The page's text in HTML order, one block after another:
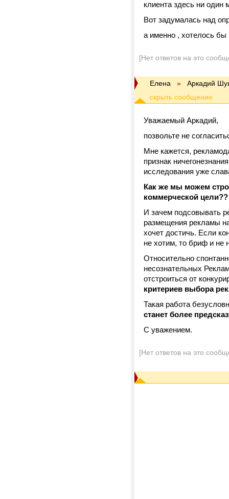
клиента здесь ни один
Вот задумалась над
а именно , хотелось бы
[Нет ответов на это
Елена » Аркадий
Уважаемый Аркадий,
позвольте не
Мне кажется,
признак
исследования уже
Как же мы можем
коммерческой цели??
И зачем подсовывать
размещения рекламы
хочет достичь. Если
не хотим, то бриф и не
Относительно
несознательных
отстроиться от
критериев выбора
Такая работа
станет более
С уважением.
[Нет ответов на это